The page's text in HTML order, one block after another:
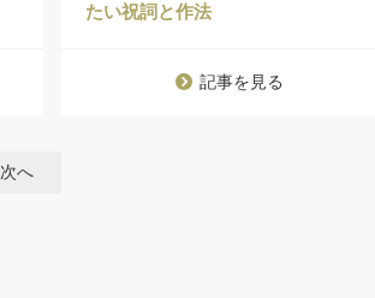
たい祝詞と作法
記事を見る
次へ